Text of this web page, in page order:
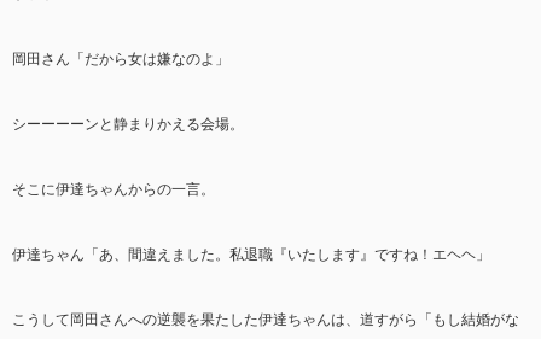
岡田さん「だから女は嫌なのよ」
シーーーーンと静まりかえる会場。
そこに伊達ちゃんからの一言。
伊達ちゃん「あ、間違えました。私退職『いたします』ですね！エヘヘ」
こうして岡田さんへの逆襲を果たした伊達ちゃんは、道すがら「もし結婚がな